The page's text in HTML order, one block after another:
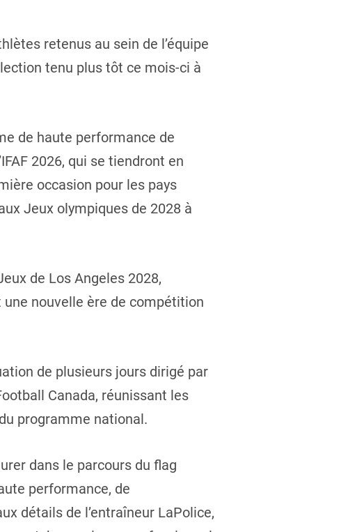
retenus au sein de l’équipe
tenu plus tôt ce mois-ci à
de haute performance de
2026, qui se tiendront en
occasion pour les pays
Jeux olympiques de 2028 à
de Los Angeles 2028,
nouvelle ère de compétition
de plusieurs jours dirigé par
Canada, réunissant les
programme national.
dans le parcours du flag
performance, de
détails de l’entraîneur LaPolice,